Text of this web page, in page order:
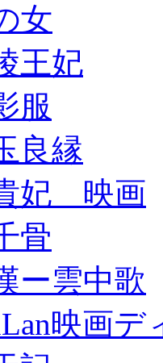
女
王妃
服
良縁
妃 映画
骨
ー雲中歌
映画デ